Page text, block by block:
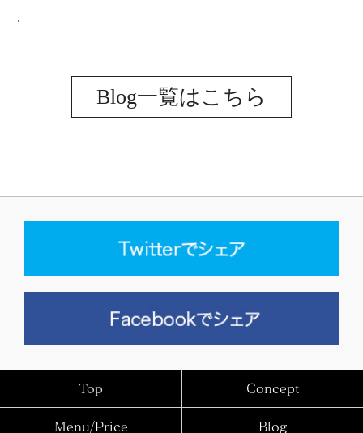
.
Blog一覧はこちら
Top Concept
Menu/Price Blog